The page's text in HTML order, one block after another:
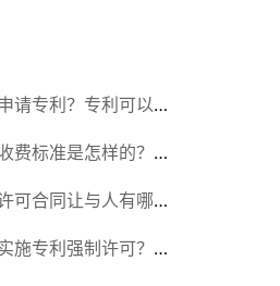
请专利？专利可以同
请吗？
费标准是怎样的？申
利所需要的钱不同
可合同让与人有哪些
实施许可合同与专利
施专利强制许可？专